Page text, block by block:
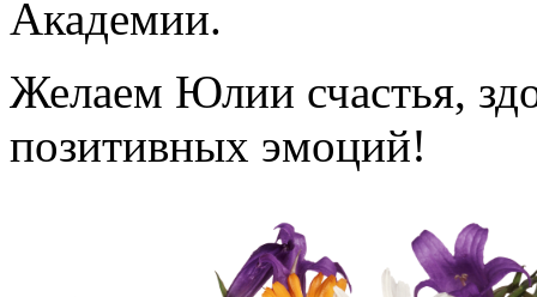
Академии.
Желаем Юлии счастья,
позитивных эмоций!